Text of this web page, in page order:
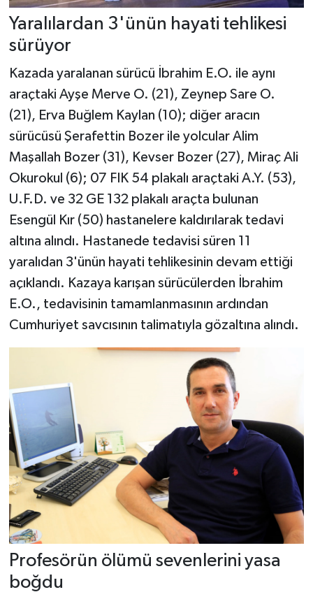
Yaralılardan 3'ünün hayati tehlikesi
sürüyor
Kazada yaralanan sürücü İbrahim E.O. ile aynı
araçtaki Ayşe Merve O. (21), Zeynep Sare O.
(21), Erva Buğlem Kaylan (10); diğer aracın
sürücüsü Şerafettin Bozer ile yolcular Alim
Maşallah Bozer (31), Kevser Bozer (27), Miraç Ali
Okurokul (6); 07 FIK 54 plakalı araçtaki A.Y. (53),
U.F.D. ve 32 GE 132 plakalı araçta bulunan
Esengül Kır (50) hastanelere kaldırılarak tedavi
altına alındı. Hastanede tedavisi süren 11
yaralıdan 3'ünün hayati tehlikesinin devam ettiği
açıklandı. Kazaya karışan sürücülerden İbrahim
E.O., tedavisinin tamamlanmasının ardından
Cumhuriyet savcısının talimatıyla gözaltına alındı.
Profesörün ölümü sevenlerini yasa
boğdu